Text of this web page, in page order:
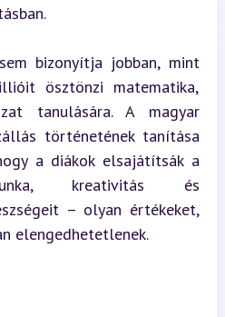
bizonyítja jobban, mint
ösztönzi matematika,
tanulására. A magyar
történetének tanítása
a diákok elsajátítsák a
kreativitás és
– olyan értékeket,
elengedhetetlenek.